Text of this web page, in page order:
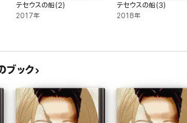
テセウスの船(2)
2017年
テセウスの船(3)
2018年
ブック